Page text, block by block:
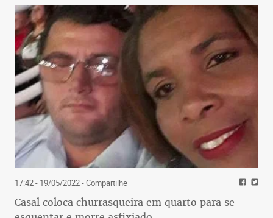
17:42 - 19/05/2022- Compartilhe
Casal coloca churrasqueira em quarto para se